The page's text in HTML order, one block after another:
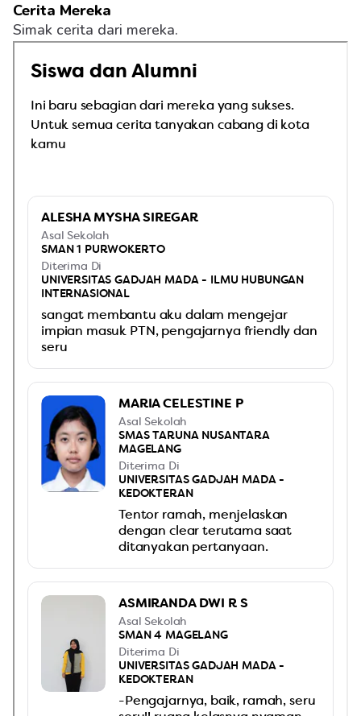
Cerita Mereka
Simak cerita dari mereka.